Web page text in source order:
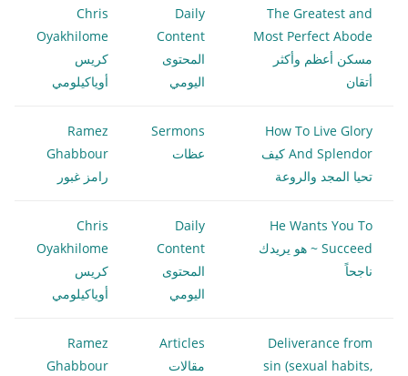
The Greatest and
Most Perfect Abode
مسكن أعظم وأكثر
أتقان
Daily
Content
المحتوى
اليومي
Chris
Oyakhilome
كريس
أوياكيلومي
How To Live Glory
And Splendor كيف
تحيا المجد والروعة
Sermons
عظات
Ramez
Ghabbour
رامز غبور
He Wants You To
Succeed ~ هو يريدك
ناجحاً
Daily
Content
المحتوى
اليومي
Chris
Oyakhilome
كريس
أوياكيلومي
Deliverance from
sin (sexual habits,
Articles
مقالات
Ramez
Ghabbour